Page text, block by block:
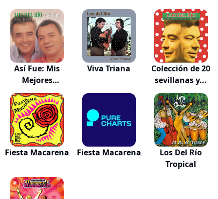
Así Fue: Mis
Mejores
Canciones
Viva Triana
Colección de 20
sevillanas y...
Fiesta Macarena Fiesta Macarena
Los Del Río
Tropical